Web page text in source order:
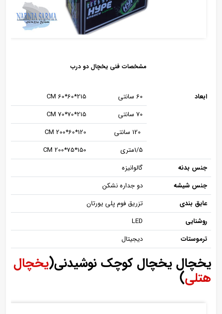
مشخصات فنی یخچال دو درب
ابعاد 60 سانتی
215*60*60 CM
70 سانتی
215*70*70 CM
120*60*200 CM
1/5متری
150*75*200 CM
جنس بدنه
گالوانیزه
جنس شیشه
دو جداره نشکن
عایق بندی
تزریق فوم پلی یورتان
روشنایی
LED
ترموستات
دیجیتال
یخچال یخچال کوچک نوشیدنی(یخچال
هتلی)